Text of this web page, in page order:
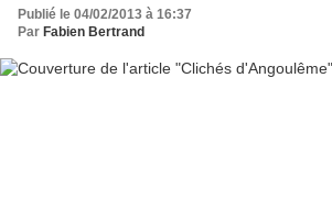
Publié le 04/02/2013 à 16:37
Par Fabien Bertrand